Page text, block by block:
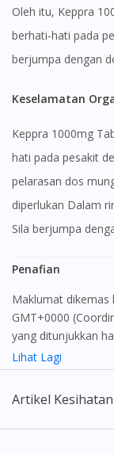
Oleh itu, Keppra
berhati-hati pada
berjumpa dengan
Keselamatan
Keppra 1000mg
hati pada pesakit
pelarasan dos
diperlukan Dalam
Sila berjumpa
Penafian
Maklumat dikemas kini pada: Wed Jul 01 2026 09:15:26
GMT+0000
yang ditunjukkan
mungkin tidak
maklumat sahaja,
bukan bertujuan
Lihat Lagi
Artikel